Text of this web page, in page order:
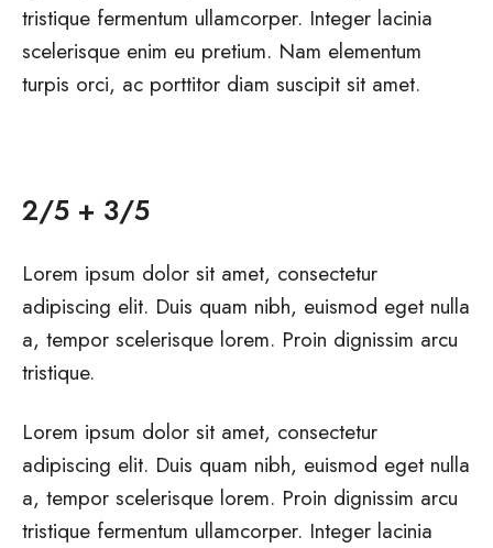
tristique fermentum ullamcorper. Integer lacinia
scelerisque enim eu pretium. Nam elementum
turpis orci, ac porttitor diam suscipit sit amet.
2/5 + 3/5
Lorem ipsum dolor sit amet, consectetur
adipiscing elit. Duis quam nibh, euismod eget nulla
a, tempor scelerisque lorem. Proin dignissim arcu
tristique.
Lorem ipsum dolor sit amet, consectetur
adipiscing elit. Duis quam nibh, euismod eget nulla
a, tempor scelerisque lorem. Proin dignissim arcu
tristique fermentum ullamcorper. Integer lacinia